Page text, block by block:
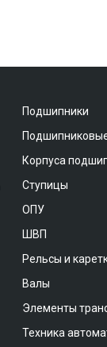
Подшипники
Корпуса
Ступицы
ОПУ
ШВП
Рельсы и
Валы
Элементы
Техника